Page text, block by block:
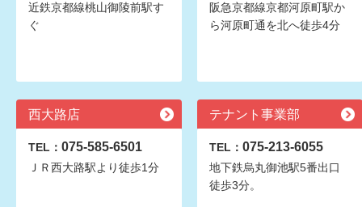
近鉄京都線桃山御陵前駅す
ぐ
阪急京都線京都河原町駅か
ら河原町通を北へ徒歩4分
西大路店
TEL： 075-585-6501
ＪＲ西大路駅より徒歩1分
テナント事業部
TEL： 075-213-6055
地下鉄烏丸御池駅5番出口
徒歩3分。